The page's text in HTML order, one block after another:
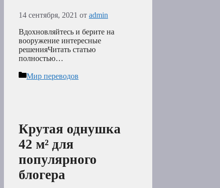
14 сентября, 2021 от admin
Вдохновляйтесь и берите на
вооружение интересные
решенияЧитать статью
полностью…
Рубрики
Мир переводов
Крутая однушка
42 м² для
популярного
блогера